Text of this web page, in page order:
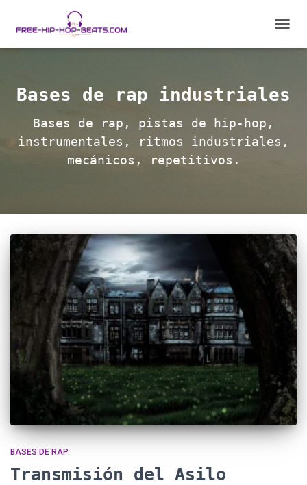
MODO
Bases de rap industriales
Bases de rap, pistas de hip-hop,
instrumentales, ritmos industriales,
mecánicos, repetitivos.
BASES DE RAP
Transmisión del Asilo